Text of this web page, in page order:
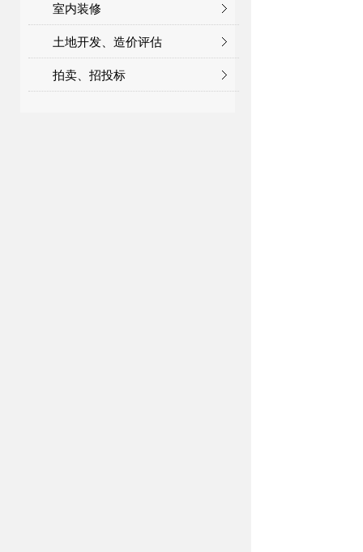
室内装修
土地开发、造价评估
拍卖、招投标